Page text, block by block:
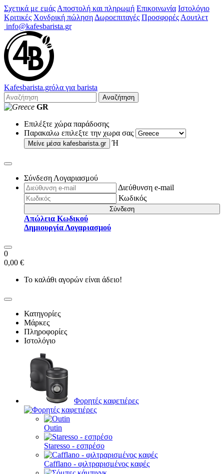
Σχετικά με εμάς Αποστολή και πληρωμή Επικοινωνία Ιστολόγιο
Κριτικές Χονδρική πώληση Δωροεπιταγές Προσφορές Αουτλετ
info@kafesbarista.gr
Kafesbarista.grόλα για barista
Αναζήτηση
GR
Επιλέξτε χώρα παράδοσης
Παρακαλω επιλεξτε την χωρα σας
Μείνε μέσα kafesbarista.gr Ή
Σύνδεση Λογαριασμού
Διεύθυνση e-mail
Κωδικός
Σύνδεση
Απώλεια Κωδικού
Δημιουργία Λογαριασμού
0
0,00 €
Το καλάθι αγορών είναι άδειο!
Κατηγορίες
Μάρκες
Πληροφορίες
Ιστολόγιο
Φορητές καφετιέρες
Outin
Staresso - εσπρέσο
Cafflano - φιλτραρισμένος καφές